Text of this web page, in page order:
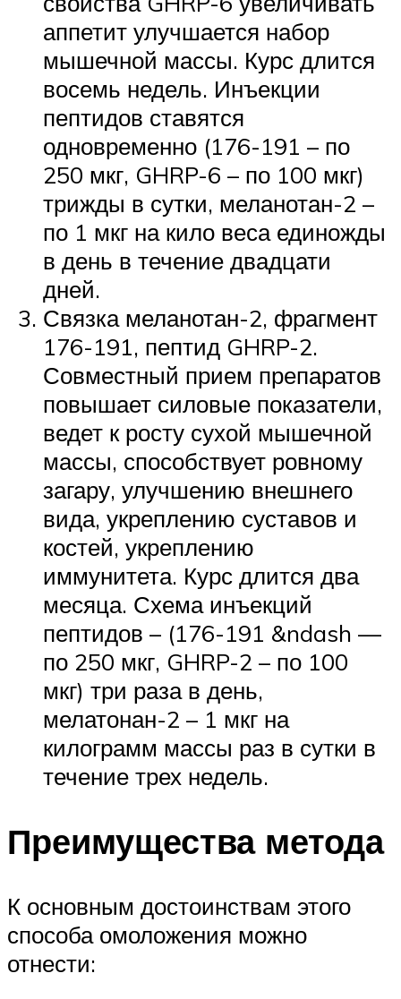
аппетит улучшается набор
мышечной массы. Курс длится
восемь недель. Инъекции
пептидов ставятся
одновременно (176-191 – по
250 мкг, GHRP-6 – по 100 мкг)
трижды в сутки, меланотан-2 –
по 1 мкг на кило веса единожды
в день в течение двадцати
дней.
Связка меланотан-2, фрагмент
176-191, пептид GHRP-2.
Совместный прием препаратов
повышает силовые показатели,
ведет к росту сухой мышечной
массы, способствует ровному
загару, улучшению внешнего
вида, укреплению суставов и
костей, укреплению
иммунитета. Курс длится два
месяца. Схема инъекций
пептидов – (176-191 &ndash —
по 250 мкг, GHRP-2 – по 100
мкг) три раза в день,
мелатонан-2 – 1 мкг на
килограмм массы раз в сутки в
течение трех недель.
Преимущества метода
К основным достоинствам этого
способа омоложения можно
отнести: